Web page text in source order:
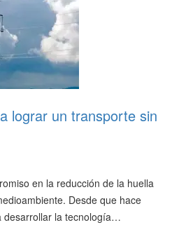
lograr un transporte sin
en la reducción de la huella
Desde que hace
desarrollar la tecnología…